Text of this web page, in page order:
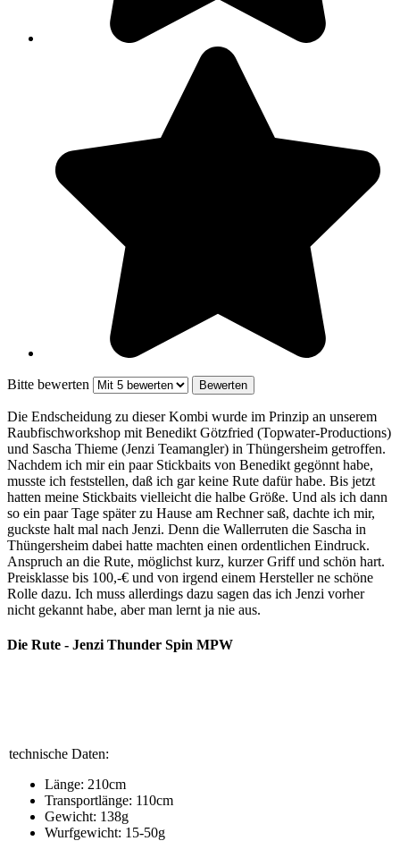
Bitte bewerten
Die Endscheidung zu dieser Kombi wurde im Prinzip an unserem
Raubfischworkshop mit Benedikt Götzfried (Topwater-Productions)
und Sascha Thieme (Jenzi Teamangler) in Thüngersheim getroffen.
Nachdem ich mir ein paar Stickbaits von Benedikt gegönnt habe,
musste ich feststellen, daß ich gar keine Rute dafür habe. Bis jetzt
hatten meine Stickbaits vielleicht die halbe Größe. Und als ich dann
so ein paar Tage später zu Hause am Rechner saß, dachte ich mir,
guckste halt mal nach Jenzi. Denn die Wallerruten die Sascha in
Thüngersheim dabei hatte machten einen ordentlichen Eindruck.
Anspruch an die Rute, möglichst kurz, kurzer Griff und schön hart.
Preisklasse bis 100,-€ und von irgend einem Hersteller ne schöne
Rolle dazu. Ich muss allerdings dazu sagen das ich Jenzi vorher
nicht gekannt habe, aber man lernt ja nie aus.
Die Rute - Jenzi Thunder Spin MPW
technische Daten:
Länge: 210cm
Transportlänge: 110cm
Gewicht: 138g
Wurfgewicht: 15-50g